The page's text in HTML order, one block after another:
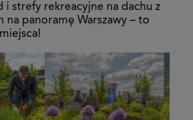
strefy rekreacyjne na dachu z
na panoramę Warszawy – to